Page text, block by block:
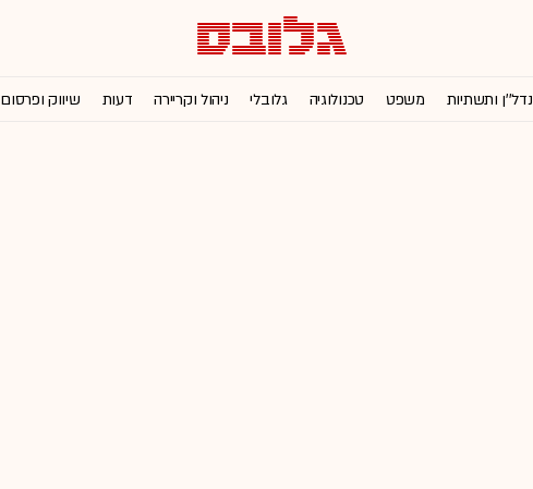
נדל''ן ותשתיות משפט טכנולוגיה גלובלי ניהול וקריירה דעות שיווק ופרסום